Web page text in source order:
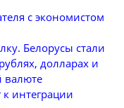
с экономистом
Белорусы стали
долларах и
валюте
интеграции